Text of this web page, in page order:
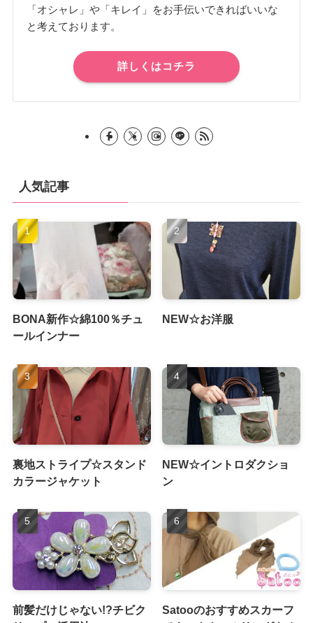
「オシャレ」や「キレイ」をお手伝いできればいいな
と考えております。
詳しくはコチラ
人気記事
BONA新作☆綿100％チュ
ールインナー
NEW☆お洋服
裏地ストライプ☆スタンド
カラージャケット
NEW☆イントロダクショ
ン
前髪だけじゃない!?チビク
Satooのおすすめスカーフ